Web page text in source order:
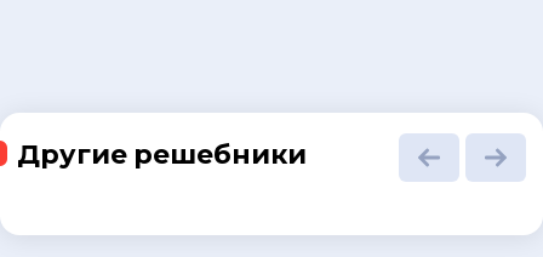
Другие решебники